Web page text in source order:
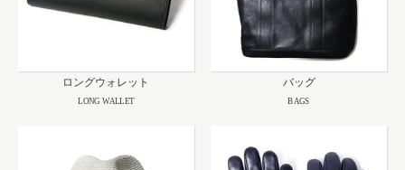
ロングウォレット
LONG WALLET
バッグ
BAGS